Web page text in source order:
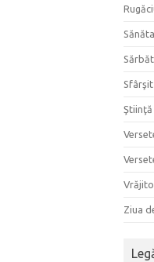
Sfârşit
Ştiinţă
Ziua